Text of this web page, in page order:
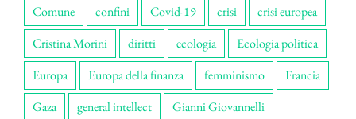
Comune
confini Covid-19 crisi
crisi europea
Cristina Morini
diritti ecologia
Ecologia politica
Europa
Europa della finanza femminismo
Francia
Gaza
general intellect
Gianni Giovannelli